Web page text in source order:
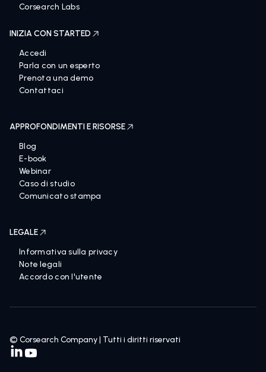
Corsearch Labs
INIZIA CON STARTED
Accedi
Parla con un esperto
Prenota una demo
Contattaci
APPROFONDIMENTI E RISORSE
Blog
E-book
Webinar
Caso di studio
Comunicato stampa
LEGALE
Informativa sulla privacy
Note legali
Accordo con l'utente
© Corsearch Company | Tutti i diritti riservati